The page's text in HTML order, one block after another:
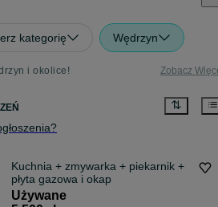
kategorię Wędrzyn
i okolice! Zobacz
Kuchnia + zmywarka + piekarnik +
płyta gazowa i okap
Używane